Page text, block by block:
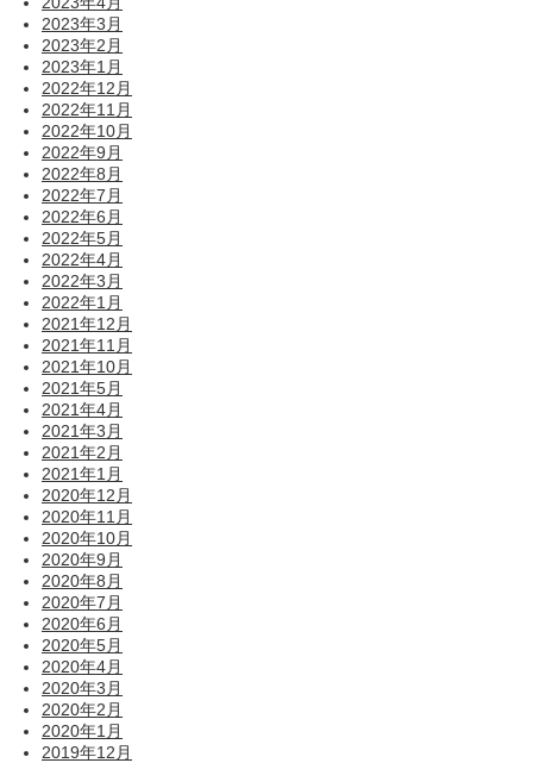
2023年3月
2023年2月
2023年1月
2022年12月
2022年11月
2022年10月
2022年9月
2022年8月
2022年7月
2022年6月
2022年5月
2022年4月
2022年3月
2022年1月
2021年12月
2021年11月
2021年10月
2021年5月
2021年4月
2021年3月
2021年2月
2021年1月
2020年12月
2020年11月
2020年10月
2020年9月
2020年8月
2020年7月
2020年6月
2020年5月
2020年4月
2020年3月
2020年2月
2020年1月
2019年12月